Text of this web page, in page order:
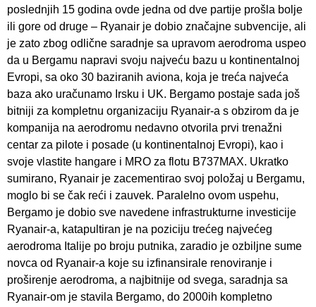
poslednjih 15 godina ovde jedna od dve partije prošla bolje
ili gore od druge – Ryanair je dobio značajne subvencije, ali
je zato zbog odlične saradnje sa upravom aerodroma uspeo
da u Bergamu napravi svoju najveću bazu u kontinentalnoj
Evropi, sa oko 30 baziranih aviona, koja je treća najveća
baza ako uračunamo Irsku i UK. Bergamo postaje sada još
bitniji za kompletnu organizaciju Ryanair-a s obzirom da je
kompanija na aerodromu nedavno otvorila prvi trenažni
centar za pilote i posade (u kontinentalnoj Evropi), kao i
svoje vlastite hangare i MRO za flotu B737MAX. Ukratko
sumirano, Ryanair je zacementirao svoj položaj u Bergamu,
moglo bi se čak reći i zauvek. Paralelno ovom uspehu,
Bergamo je dobio sve navedene infrastrukturne investicije
Ryanair-a, katapultiran je na poziciju trećeg najvećeg
aerodroma Italije po broju putnika, zaradio je ozbiljne sume
novca od Ryanair-a koje su izfinansirale renoviranje i
proširenje aerodroma, a najbitnije od svega, saradnja sa
Ryanair-om je stavila Bergamo, do 2000ih kompletno